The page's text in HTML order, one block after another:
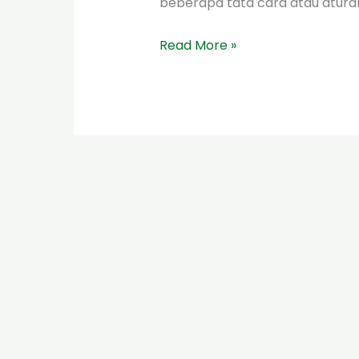
Read More »